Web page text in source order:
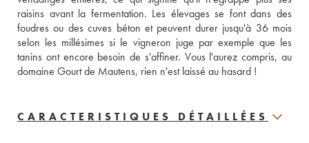
raisins avant la fermentation. Les élevages se font dans des
foudres ou des cuves béton et peuvent durer jusqu'à 36 mois
selon les millésimes si le vigneron juge par exemple que les
tanins ont encore besoin de s'affiner. Vous l'aurez compris, au
CARACTERISTIQUES DÉTAILLÉES